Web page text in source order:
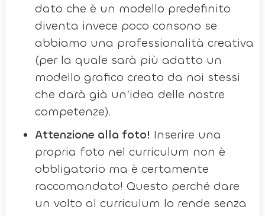
dato che è un modello predefinito
diventa invece poco consono se
abbiamo una professionalità creativa
(per la quale sarà più adatto un
modello grafico creato da noi stessi
che darà già un’idea delle nostre
competenze).
Attenzione alla foto! Inserire una
propria foto nel curriculum non è
obbligatorio ma è certamente
raccomandato! Questo perché dare
un volto al curriculum lo rende senza